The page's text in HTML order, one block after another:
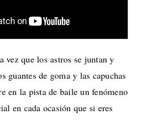
vez que los astros se juntan y
guantes de goma y las capuchas
en la pista de baile un fenómeno
en cada ocasión que si eres